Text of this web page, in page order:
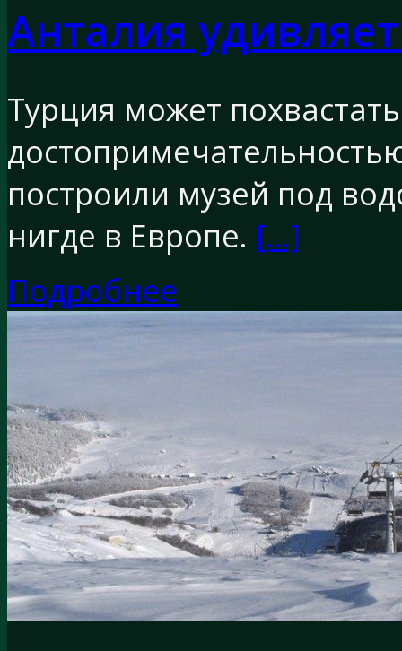
Анталия
Турция может
построили музей под
нигде в Европе. […]
Подробнее